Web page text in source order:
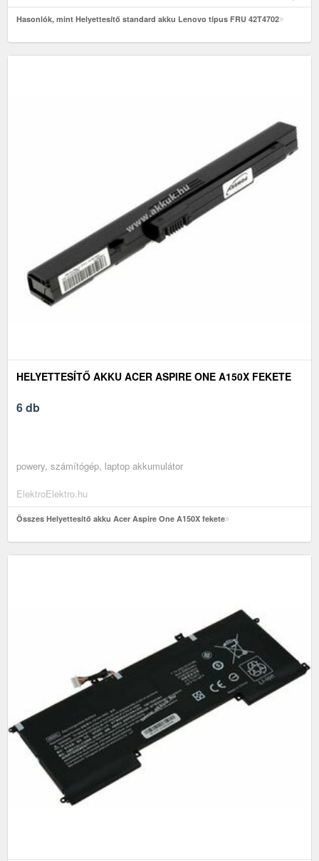
Hasonlók, mint Helyettesítő standard akku Lenovo típus FRU 42T4702
HELYETTESÍTŐ AKKU ACER ASPIRE ONE A150X FEKETE
6 db
powery, számítógép, laptop akkumulátor
ElektroElektro.hu
Összes Helyettesítő akku Acer Aspire One A150X fekete